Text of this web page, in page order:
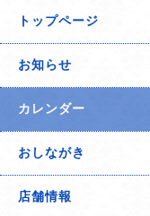
トップページ
お知らせ
カレンダー
おしながき
店舗情報